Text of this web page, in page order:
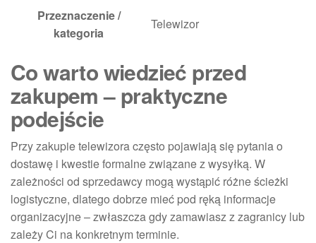
Przeznaczenie /
kategoria
Telewizor
Co warto wiedzieć przed
zakupem – praktyczne
podejście
Przy zakupie telewizora często pojawiają się pytania o
dostawę i kwestie formalne związane z wysyłką. W
zależności od sprzedawcy mogą wystąpić różne ścieżki
logistyczne, dlatego dobrze mieć pod ręką informacje
organizacyjne – zwłaszcza gdy zamawiasz z zagranicy lub
zależy Ci na konkretnym terminie.